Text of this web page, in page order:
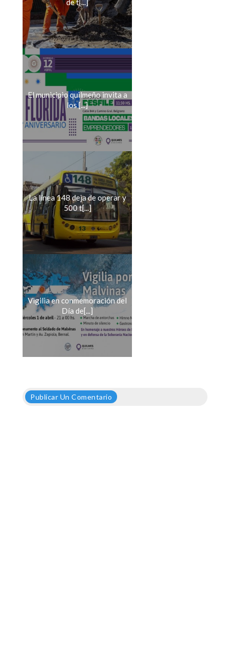
de t[...]
El municipio quilmeño invita a
los [...]
La línea 148 deja de operar y
500 t[...]
Vigilia en conmemoración del
Día de[...]
Publicar Un Comentario